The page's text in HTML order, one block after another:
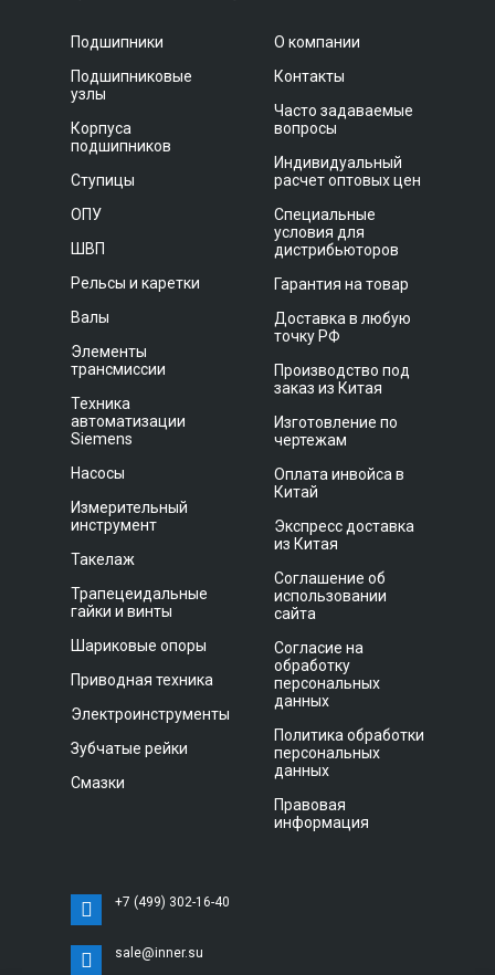
Подшипники
Подшипниковые
узлы
Корпуса
подшипников
Ступицы
ОПУ
ШВП
Рельсы и каретки
Валы
Элементы
трансмиссии
Техника
автоматизации
Siemens
Насосы
Измерительный
инструмент
Такелаж
Трапецеидальные
гайки и винты
Шариковые опоры
Приводная техника
Электроинструменты
Зубчатые рейки
Смазки
О компании
Контакты
Часто задаваемые
вопросы
Индивидуальный
расчет оптовых цен
Специальные
условия для
дистрибьюторов
Гарантия на товар
Доставка в любую
точку РФ
Производство под
заказ из Китая
Изготовление по
чертежам
Оплата инвойса в
Китай
Экспресс доставка
из Китая
Соглашение об
использовании
сайта
Согласие на
обработку
персональных
данных
Политика обработки
персональных
данных
Правовая
информация
+7 (499) 302-16-40
sale@inner.su